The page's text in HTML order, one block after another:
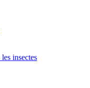
insectes